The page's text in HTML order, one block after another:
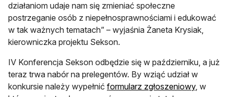
działaniom udaje nam się zmieniać społeczne
postrzeganie osób z niepełnosprawnościami i edukować
w tak ważnych tematach” – wyjaśnia Żaneta Krysiak,
kierowniczka projektu Sekson.
IV Konferencja Sekson odbędzie się w październiku, a już
teraz trwa nabór na prelegentów. By wziąć udział w
konkursie należy wypełnić formularz zgłoszeniowyotwiera
, w